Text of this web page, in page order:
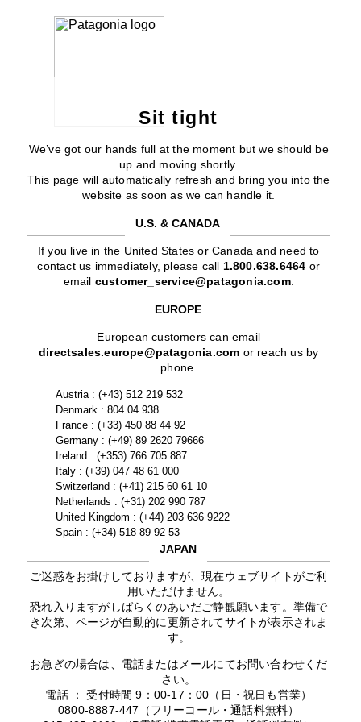
Sit tight
We’ve got our hands full at the moment but we should be
up and moving shortly.
This page will automatically refresh and bring you into the
website as soon as we can handle it.
U.S. & CANADA
If you live in the United States or Canada and need to
contact us immediately, please call 1.800.638.6464 or
email customer_service@patagonia.com.
EUROPE
European customers can email
directsales.europe@patagonia.com or reach us by
phone.
Austria : (+43) 512 219 532
Denmark : 804 04 938
France : (+33) 450 88 44 92
Germany : (+49) 89 2620 79666
Ireland : (+353) 766 705 887
Italy : (+39) 047 48 61 000
Switzerland : (+41) 215 60 61 10
Netherlands : (+31) 202 990 787
United Kingdom : (+44) 203 636 9222
Spain : (+34) 518 89 92 53
JAPAN
ご迷惑をお掛けしておりますが、現在ウェブサイトがご利
用いただけません。
恐れ入りますがしばらくのあいだご静観願います。準備で
き次第、ページが自動的に更新されてサイトが表示されま
す。
お急ぎの場合は、電話またはメールにてお問い合わせくだ
さい。
電話 ： 受付時間 9：00-17：00（日・祝日も営業）
0800-8887-447（フリーコール・通話料無料）